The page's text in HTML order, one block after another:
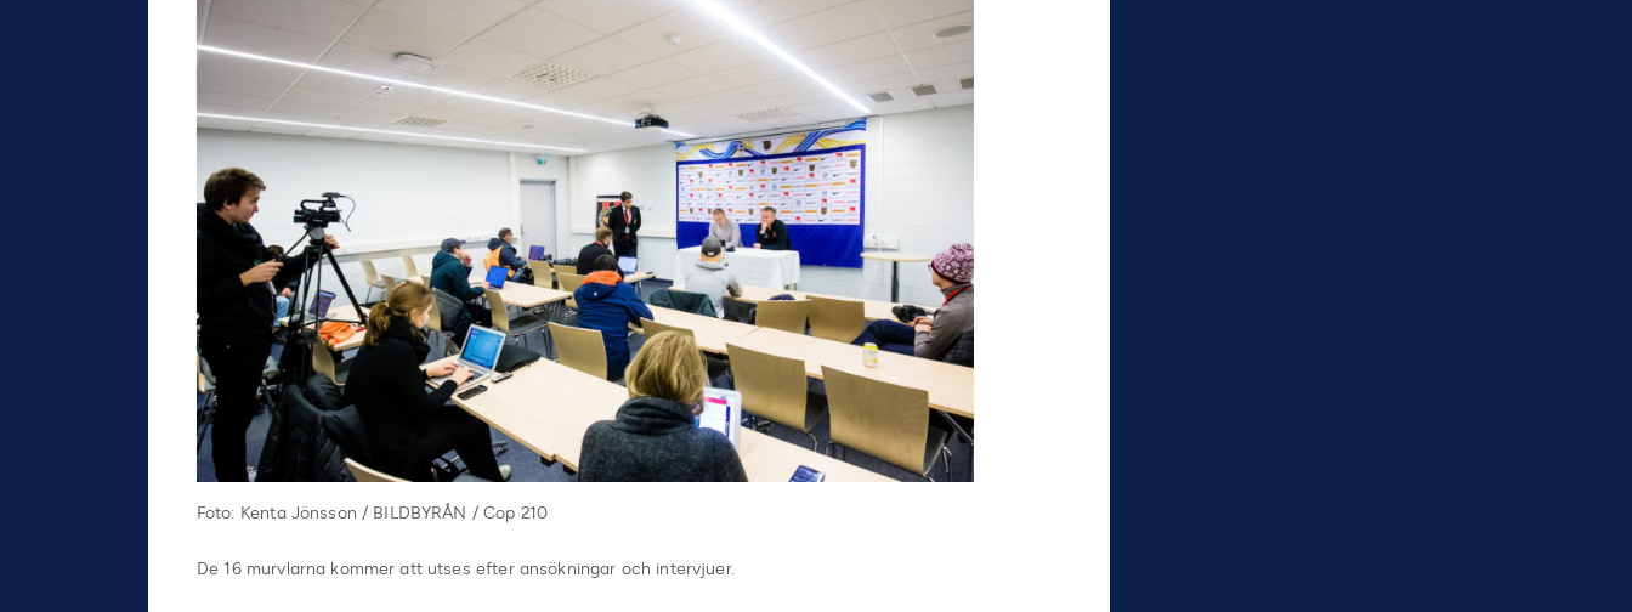
Foto: Kenta Jönsson / BILDBYRÅN / Cop 210
De 16 murvlarna kommer att utses efter ansökningar och intervjuer.